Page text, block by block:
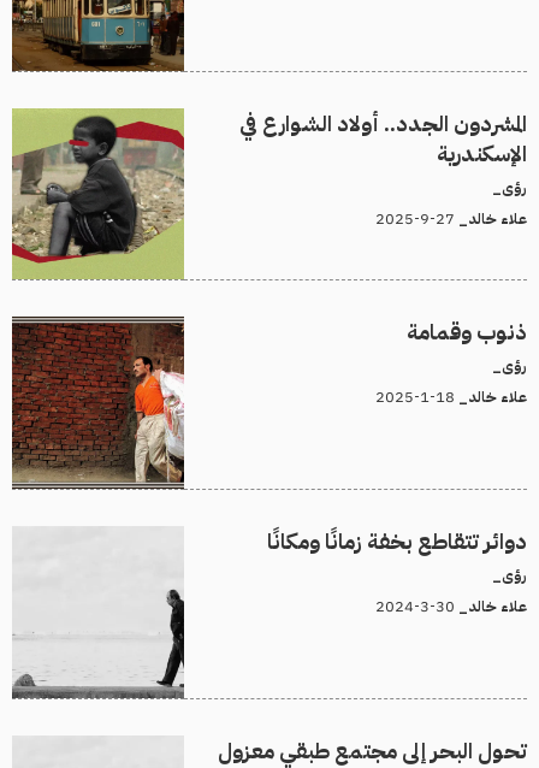
المشردون الجدد.. أولاد الشوارع في
الإسكندرية
رؤى_
علاء خالد_
ذنوب وقمامة
رؤى_
علاء خالد_
دوائر تتقاطع بخفة زمانًا ومكانًا
رؤى_
علاء خالد_
تحول البحر إلى مجتمع طبقي معزول